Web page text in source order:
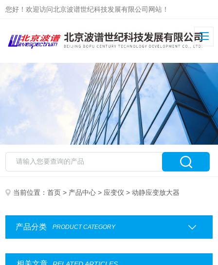
您好！欢迎访问北京波谱世纪科技发展有限公司网站！
当前位置：首页 > 产品中心 > 应变仪 > 动静应变放大器
产品分类 PRODUCT CATEGORY